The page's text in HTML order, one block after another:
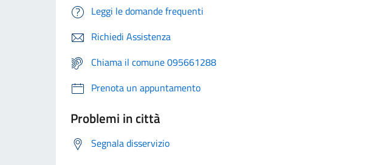
Leggi le domande frequenti
Richiedi Assistenza
Chiama il comune 095661288
Prenota un appuntamento
Problemi in città
Segnala disservizio